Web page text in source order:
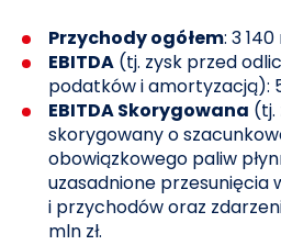
Przychody ogółem: 3 140
EBITDA (tj. zysk przed
podatków i amortyzacją):
EBITDA Skorygowana (tj.
skorygowany o
obowiązkowego paliw
uzasadnione przesunięcia
i przychodów oraz
mln zł.